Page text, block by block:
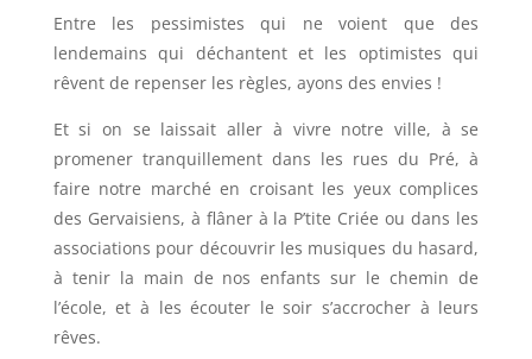
Entre les pessimistes qui ne voient que des
lendemains qui déchantent et les optimistes qui
rêvent de repenser les règles, ayons des envies !
Et si on se laissait aller à vivre notre ville, à se
promener tranquillement dans les rues du Pré, à
faire notre marché en croisant les yeux complices
des Gervaisiens, à flâner à la P’tite Criée ou dans les
associations pour découvrir les musiques du hasard,
à tenir la main de nos enfants sur le chemin de
l’école, et à les écouter le soir s’accrocher à leurs
rêves.